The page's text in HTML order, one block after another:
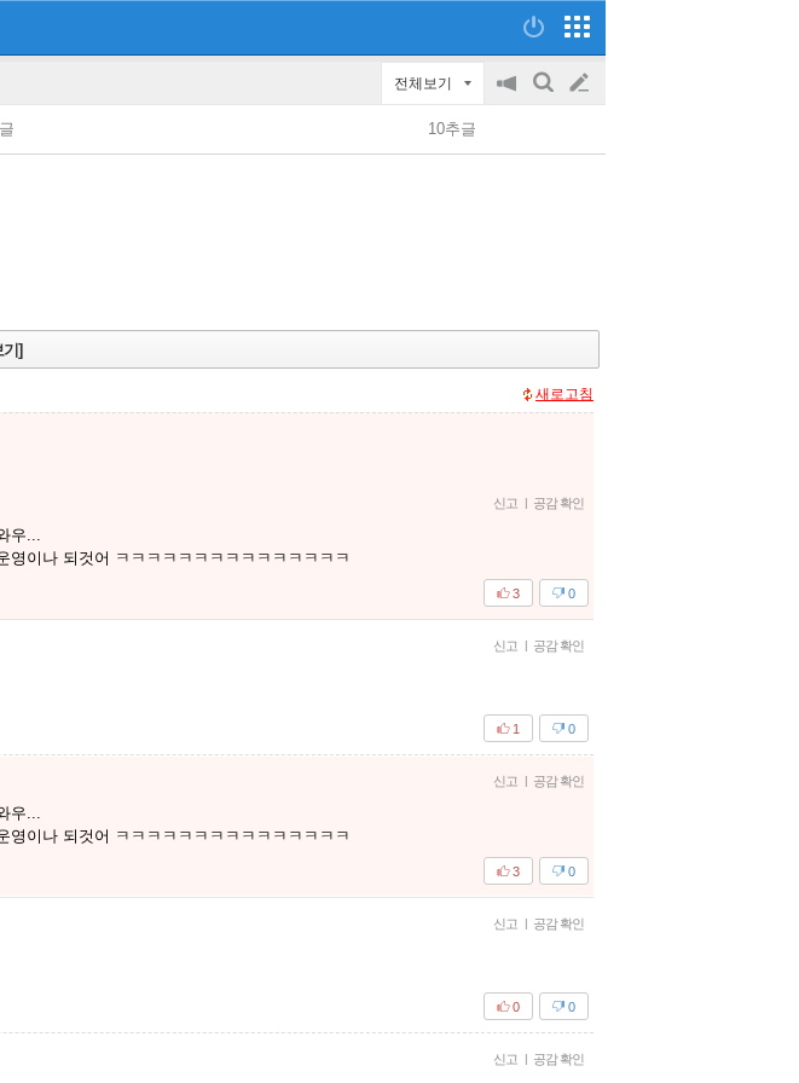
전체보기
공
on/off
검
글
쓰
10추글
기]
새로고침
신고 | 공감 확인
우...
이나 되것어 ㅋㅋㅋㅋㅋㅋㅋㅋㅋㅋㅋㅋㅋㅋㅋ
0
3
신고 | 공감 확인
0
1
신고 | 공감 확인
우...
이나 되것어 ㅋㅋㅋㅋㅋㅋㅋㅋㅋㅋㅋㅋㅋㅋㅋ
0
3
신고 | 공감 확인
0
0
신고 | 공감 확인